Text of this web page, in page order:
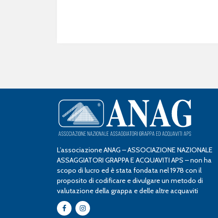
L’associazione ANAG – ASSOCIAZIONE NAZIONALE
ASSAGGIATORI GRAPPA E ACQUAVITI APS – non ha
scopo di lucro ed è stata fondata nel 1978 con il
proposito di codificare e divulgare un metodo di
valutazione della grappa e delle altre acquaviti